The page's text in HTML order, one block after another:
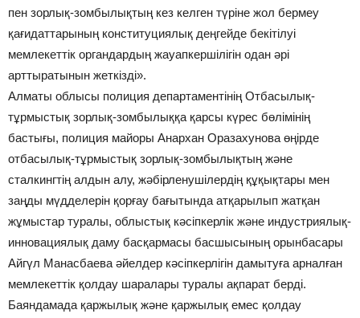
пен зорлық-зомбылықтың кез келген түріне жол бермеу
қағидаттарының конституциялық деңгейде бекітілуі
мемлекеттік органдардың жауапкершілігін одан әрі
арттыратынын жеткізді».
Алматы облысы полиция департаментінің Отбасылық-
тұрмыстық зорлық-зомбылыққа қарсы күрес бөлімінің
бастығы, полиция майоры Анархан Оразахунова өңірде
отбасылық-тұрмыстық зорлық-зомбылықтың және
сталкингтің алдын алу, жәбірленушілердің құқықтары мен
заңды мүдделерін қорғау бағытында атқарылып жатқан
жұмыстар туралы, облыстық кәсіпкерлік және индустриялық-
инновациялық даму басқармасы басшысының орынбасары
Айгүл Манасбаева әйелдер кәсіпкерлігін дамытуға арналған
мемлекеттік қолдау шаралары туралы ақпарат берді.
Баяндамада қаржылық және қаржылық емес қолдау